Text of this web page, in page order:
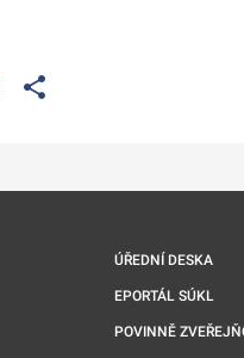
nové kartě
na nové kartě
se otevře na nové kartě
ÚŘEDNÍ DESKA
EPORTÁL SÚKL
POVINNĚ